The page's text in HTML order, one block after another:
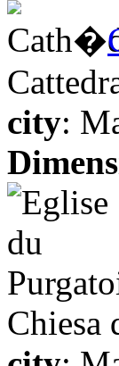
city:
Chiesa